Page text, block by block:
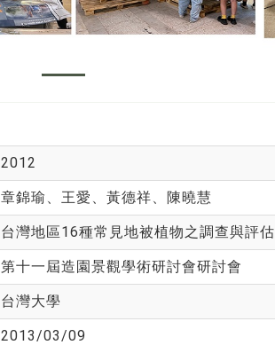
2012
章錦瑜 、王愛、黃德祥、陳曉慧
台灣地區16種常見地被植物之調查與評估
第十一屆造園景觀學術研討會研討會
台灣大學
2013/03/09